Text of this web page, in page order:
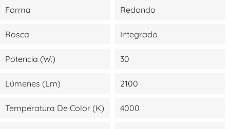
Forma Redondo
Rosca Integrado
Potencia (W.) 30
Lúmenes (lm) 2100
Temperatura De Color (K) 4000